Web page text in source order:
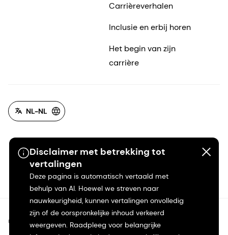
Disclaimer met betrekking tot
vertalingen
Deze pagina is automatisch vertaald met
behulp van AI. Hoewel we streven naar
nauwkeurigheid, kunnen vertalingen onvolledig
zijn of de oorspronkelijke inhoud verkeerd
weergeven. Raadpleeg voor belangrijke
Carrièreverhalen
Inclusie en erbij horen
Het begin van zijn
carrière
NL-NL
©2026 dsm-firmenich. Alle rechten voorbehouden.